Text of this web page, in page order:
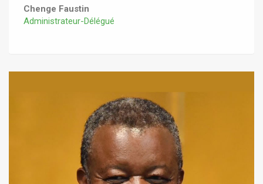
Chenge Faustin
Administrateur-Délégué